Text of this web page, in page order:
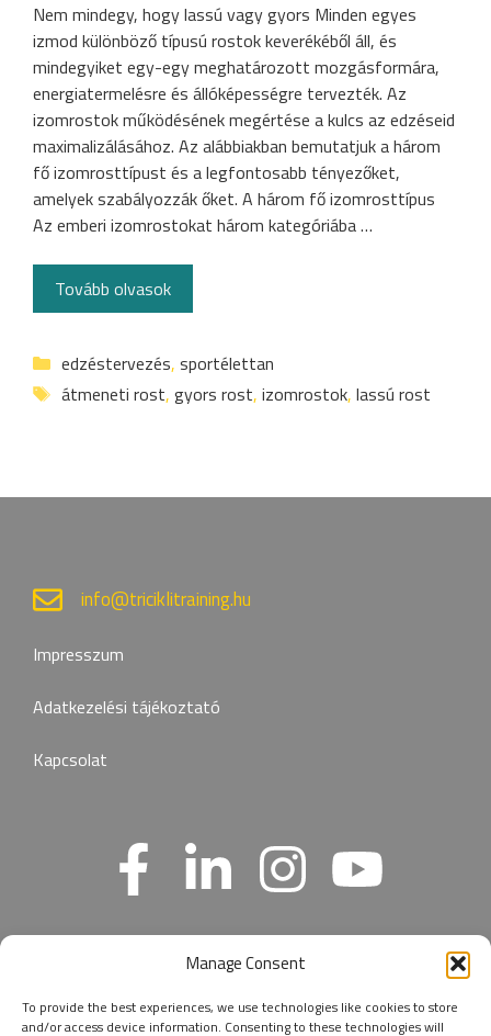
Manage Consent
To provide the best experiences, we use technologies like cookies to store
and/or access device information. Consenting to these technologies will
Nem mindegy, hogy lassú vagy gyors Minden egyes
izmod különböző típusú rostok keverékéből áll, és
mindegyiket egy-egy meghatározott mozgásformára,
energiatermelésre és állóképességre tervezték. Az
izomrostok működésének megértése a kulcs az edzéseid
maximalizálásához. Az alábbiakban bemutatjuk a három
fő izomrosttípust és a legfontosabb tényezőket,
amelyek szabályozzák őket. A három fő izomrosttípus
Az emberi izomrostokat három kategóriába …
Tovább olvasok
Categories
edzéstervezés, sportélettan
Tags
átmeneti rost, gyors rost, izomrostok, lassú rost
info@triciklitraining.hu
Impresszum
Adatkezelési tájékoztató
Kapcsolat
TRICIKLI TRAINING